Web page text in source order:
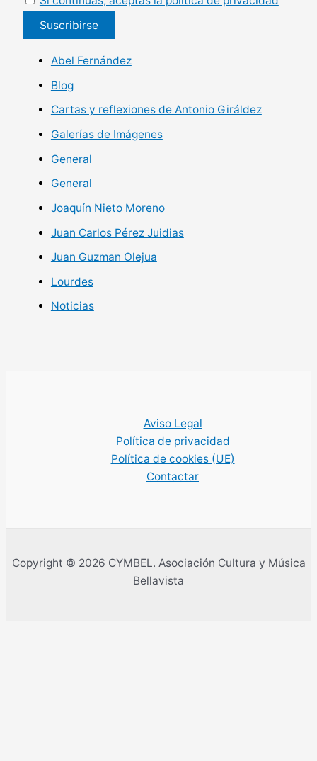
Abel Fernández
Blog
Cartas y reflexiones de Antonio Giráldez
Galerías de Imágenes
General
General
Joaquín Nieto Moreno
Juan Carlos Pérez Juidias
Juan Guzman Olejua
Lourdes
Noticias
Aviso Legal
Política de privacidad
Política de cookies (UE)
Contactar
Copyright © 2026 CYMBEL. Asociación Cultura y Música
Bellavista